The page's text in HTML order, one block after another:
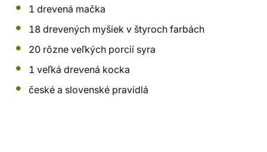
1 drevená mačka
18 drevených myšiek v štyroch farbách
20 rôzne veľkých porcií syra
1 veľká drevená kocka
české a slovenské pravidlá